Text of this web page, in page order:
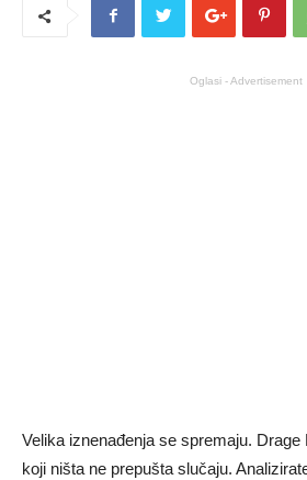
Oglasi - Advertisement
Velika iznenađenja se spremaju.
koji ništa ne prepušta slučaju.